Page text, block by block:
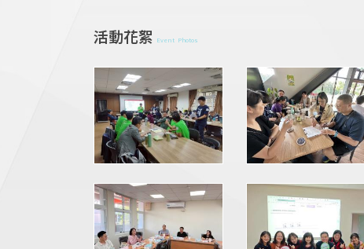
活動花絮 Event Photos